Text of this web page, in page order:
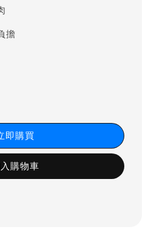
擔
即購買
購物車